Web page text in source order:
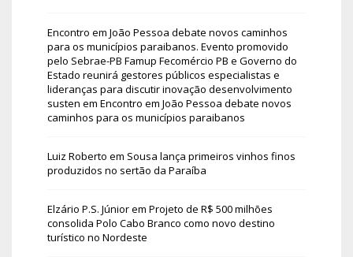
Encontro em João Pessoa debate novos caminhos
para os municípios paraibanos. Evento promovido
pelo Sebrae-PB Famup Fecomércio PB e Governo do
Estado reunirá gestores públicos especialistas e
lideranças para discutir inovação desenvolvimento
susten em Encontro em João Pessoa debate novos
caminhos para os municípios paraibanos
Luiz Roberto em Sousa lança primeiros vinhos finos
produzidos no sertão da Paraíba
Elzário P.S. Júniorem Projeto de R$ 500 milhões
consolida Polo Cabo Branco como novo destino
turístico no Nordeste